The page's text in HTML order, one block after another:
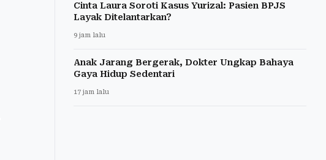
Cinta Laura Soroti Kasus Yurizal: Pasien BPJS
Layak Ditelantarkan?
9 jam lalu
Anak Jarang Bergerak, Dokter Ungkap Bahaya
Gaya Hidup Sedentari
17 jam lalu